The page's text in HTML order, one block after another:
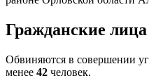
Гражданские лица
Обвиняются в совершении
менее 42 человек.